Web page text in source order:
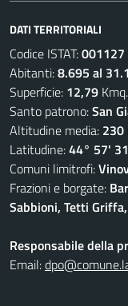
DATI TERRITORIALI
Codice ISTAT:001127
Abitanti:8.695 al
Superficie: 12,79
Santo patrono:San
Altitudine media: 230
Latitudine:44° 57'
Comuni limitrofi:
Frazioni e borgate:
Sabbioni, Tetti
Responsabile della
Email: